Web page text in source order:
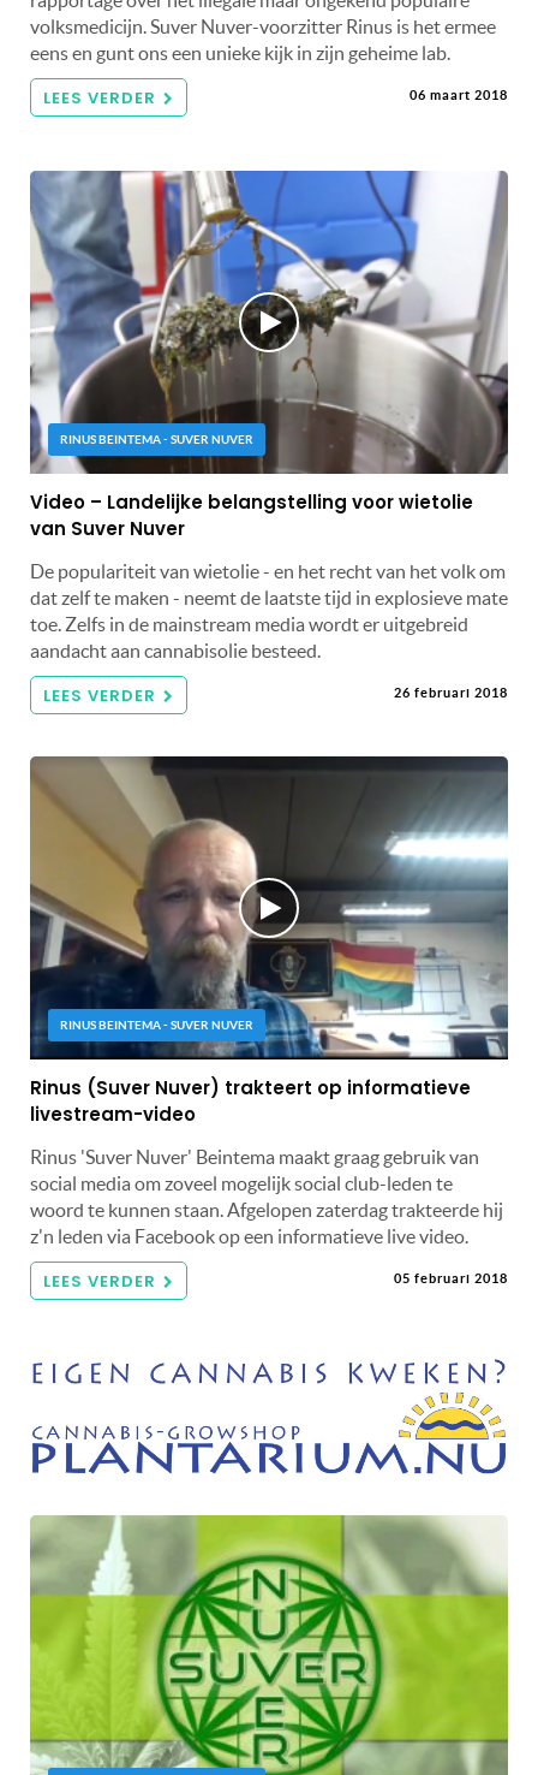
volksmedicijn. Suver Nuver-voorzitter Rinus is het ermee
eens en gunt ons een unieke kijk in zijn geheime lab.
LEES VERDER 06 maart 2018
RINUS BEINTEMA - SUVER NUVER
Video – Landelijke belangstelling voor wietolie
van Suver Nuver
De populariteit van wietolie - en het recht van het volk om
dat zelf te maken - neemt de laatste tijd in explosieve mate
toe. Zelfs in de mainstream media wordt er uitgebreid
aandacht aan cannabisolie besteed.
LEES VERDER 26 februari 2018
RINUS BEINTEMA - SUVER NUVER
Rinus (Suver Nuver) trakteert op informatieve
livestream-video
Rinus 'Suver Nuver' Beintema maakt graag gebruik van
social media om zoveel mogelijk social club-leden te
woord te kunnen staan. Afgelopen zaterdag trakteerde hij
z'n leden via Facebook op een informatieve live video.
LEES VERDER 05 februari 2018